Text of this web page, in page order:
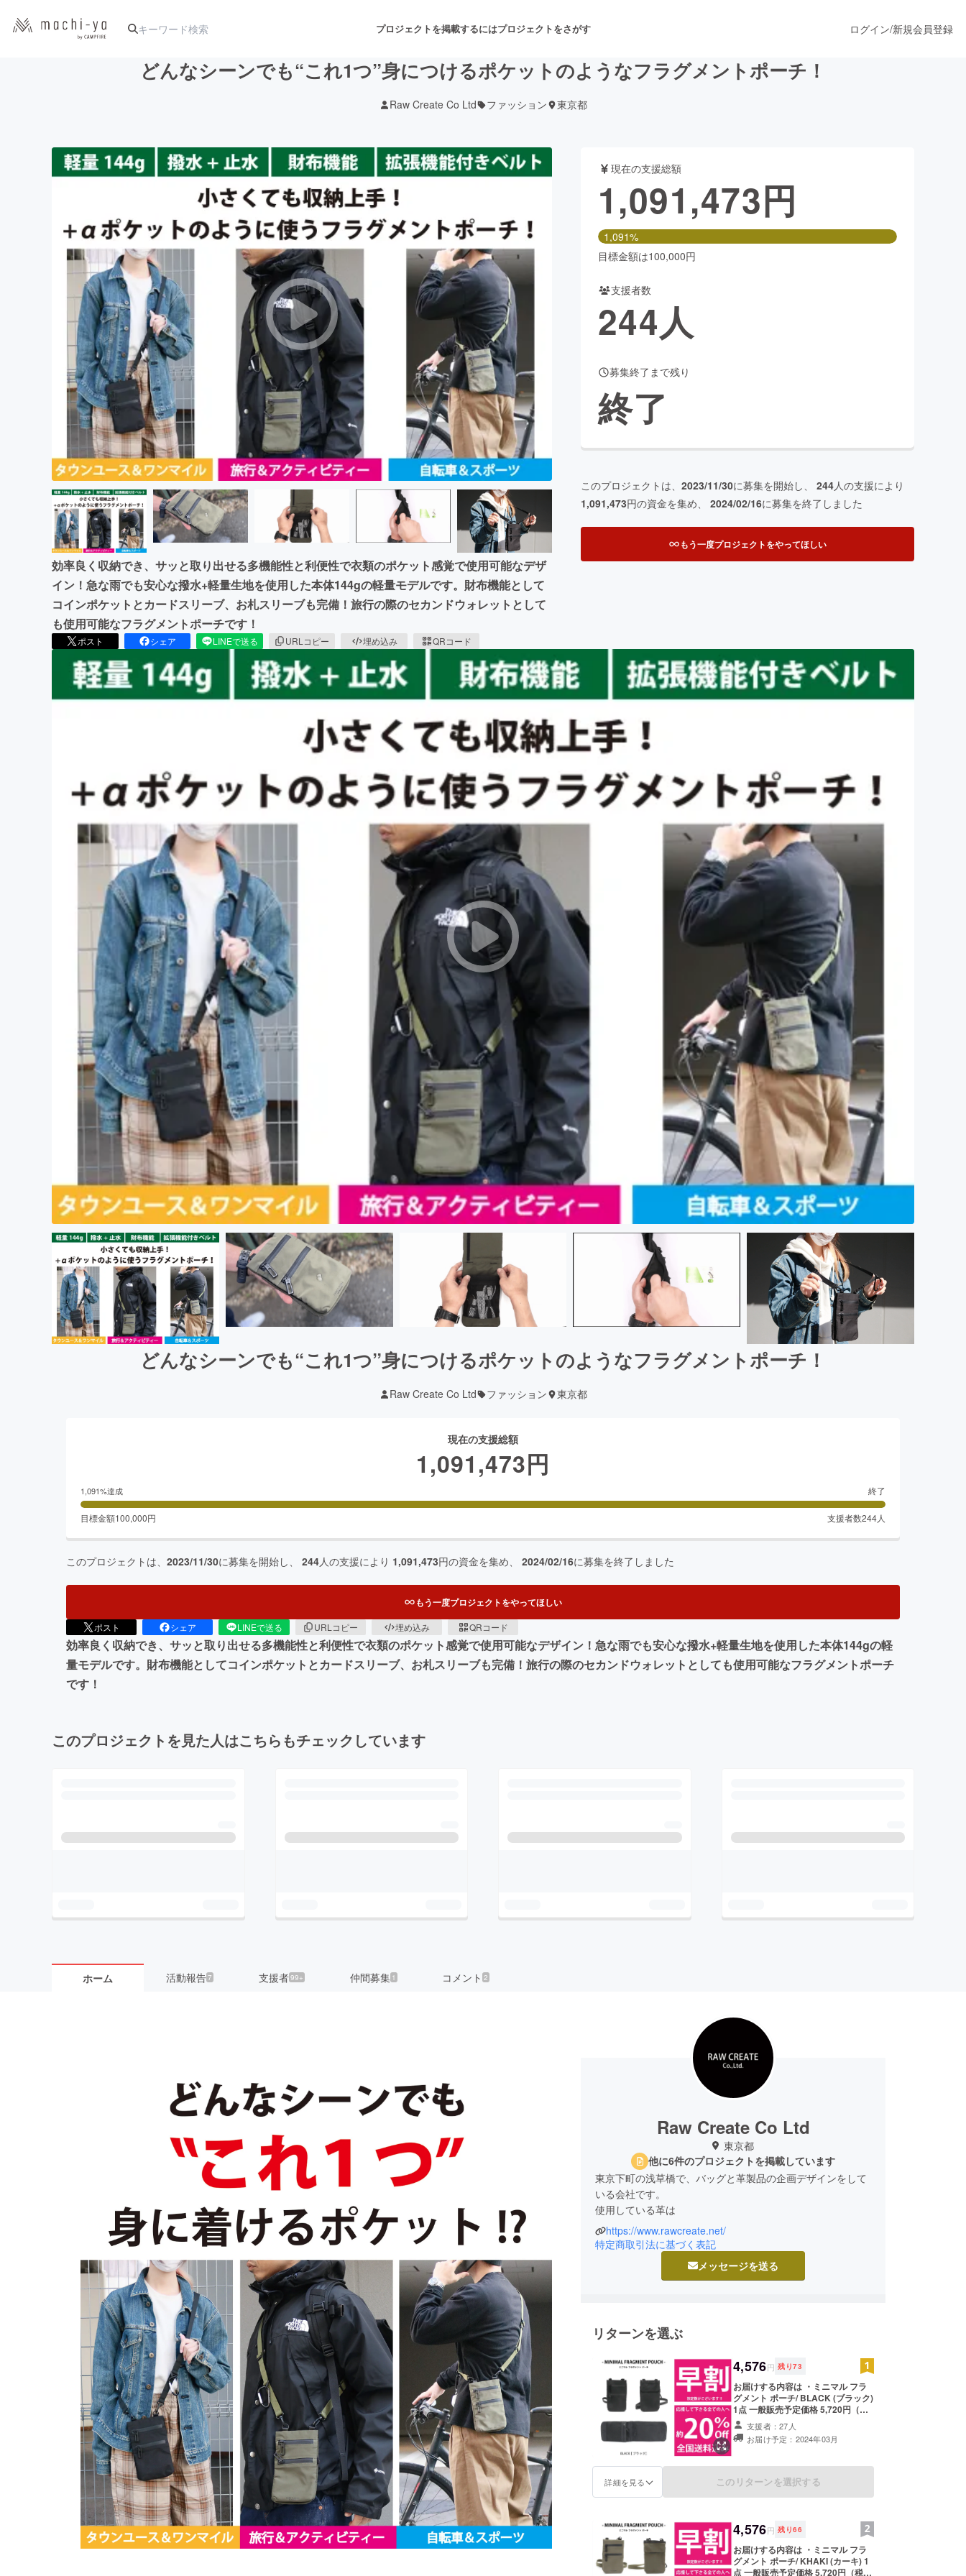
プロジェクトを掲載するにはプロジェクトをさがす
アート・写真 音楽 舞台・パフォーマンス
テクノロジー・ガジェット ゲーム・サービス開発 ファッション
映像・映画 アニメ・漫画
ビジネス・起業 チャレンジ ビューティー・ヘルスケア
まちづくり・地域活性化
CAMPFIRE for Social Good CAMPFIRE Creation
CAMPFIREふるさと納税machi-yaコミュニティ
ログイン/新規会員登録
どんなシーンでも“これ1つ”身につけるポケットのようなフラグメントポーチ！
Raw Create Co Ltd ファッション 東京都
効率良く収納でき、サッと取り出せる多機能性と利便性で衣類のポケット感覚で使用可能なデザ
イン！急な雨でも安心な撥水+軽量生地を使用した本体144gの軽量モデルです。財布機能として
コインポケットとカードスリーブ、お札スリーブも完備！旅行の際のセカンドウォレットとして
も使用可能なフラグメントポーチです！
ポスト シェア LINEで送る URLコピー 埋め込み QRコード
現在の支援総額
1,091,473円
1,091%
目標金額は100,000円
支援者数
244人
募集終了まで残り
終了
このプロジェクトは、 2023/11/30に募集を開始し、 244人の支援により
1,091,473円の資金を集め、 2024/02/16に募集を終了しました
もう一度プロジェクトをやってほしい
どんなシーンでも“これ1つ”身につけるポケットのようなフラグメントポーチ！
Raw Create Co Ltd ファッション 東京都
現在の支援総額
1,091,473円
1,091%達成 終了
目標金額100,000円 支援者数244人
このプロジェクトは、 2023/11/30に募集を開始し、 244人の支援により 1,091,473円の資金を集め、 2024/02/16に募集を終了しました
もう一度プロジェクトをやってほしい
ポスト シェア LINEで送る URLコピー 埋め込み QRコード
効率良く収納でき、サッと取り出せる多機能性と利便性で衣類のポケット感覚で使用可能なデザイン！急な雨でも安心な撥水+軽量生地を使用した本体144gの軽
量モデルです。財布機能としてコインポケットとカードスリーブ、お札スリーブも完備！旅行の際のセカンドウォレットとしても使用可能なフラグメントポーチ
です！
このプロジェクトを見た人はこちらもチェックしています
ホーム 活動報告7 支援者99+ 仲間募集 1 コメント 2
Raw Create Co Ltd
東京都
他に6件のプロジェクトを掲載しています
東京下町の浅草橋で、バッグと革製品の企画デザインをして
いる会社です。
使用している革は
日本製では【栃木レザー】
イタリア製では【montanaレザー】最近では
フランス製のレザーも使用するようになりました。
老舗工房に製作をお願いし、クオリティーの高い革製品のブ
バッグはシンプル・機能性・デザイン・コストパフォーマン
スを主軸に展開しています。
時代性のあるデザインや素材・カラーを取り入れつつも使い
易く、天候の変化にも対応出来る生地選び、価格帯の高い他
ブランドと同等かそれ以上のクオリティーを確保しつつも手
す。
https://www.rawcreate.net/
特定商取引法に基づく表記
メッセージを送る
リターンを選ぶ
4,576円 残り73
お届けする内容は ・ミニマル フラ
グメント ポーチ/ BLACK (ブラック)
1点 一般販売予定価格 5,720円（税
込） こちらのリターンは【一般販売
予定価格 5,720円（税込）の約
20%OFFの4,576円（税・送料込
します リターンの配送は2024/3月
末頃より順次発送予定です。 ※ 割引
率は一般販売予定価格に送料を含む
合計金額に対するものです。
支援者：27人
お届け予定：2024年03月
詳細を見る このリターンを選択する
4,576円 残り66
お届けする内容は ・ミニマル フラ
グメント ポーチ/ KHAKI (カーキ) 1
点 一般販売予定価格 5,720円（税